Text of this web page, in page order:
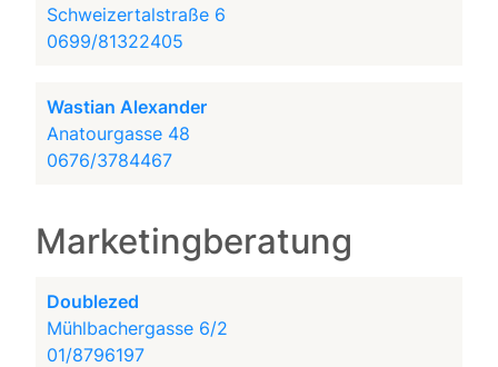
Schweizertalstraße 6
0699/81322405
Wastian Alexander
Anatourgasse 48
0676/3784467
Marketingberatung
Doublezed
Mühlbachergasse 6/2
01/8796197